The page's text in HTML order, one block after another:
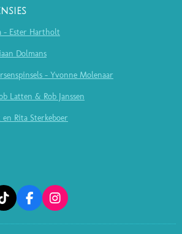
- Ester Hartholt
Dolmans
- Yvonne Molenaar
Latten & Rob Janssen
Rita Sterkeboer
T
I
K
F
A
C
I
N
S